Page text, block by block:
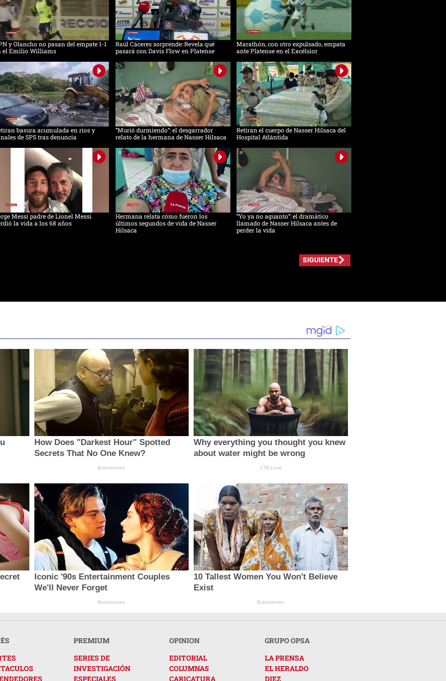
y Olancho no pasan del empate 1-1
el Emilio Williams
Raúl Cáceres sorprende: Revela qué
pasará con Davis Flow en Platense
Marathón, con otro expulsado, empata
ante Platense en el Excélsior
basura acumulada en ríos y
de SPS tras denuncia
“Murió durmiendo”: el desgarrador
relato de la hermana de Nasser Hilsaca
Retiran el cuerpo de Nasser Hilsaca del
Hospital Atlántida
Messi padre de Lionel Messi
la vida a los 68 años
Hermana relata cómo fueron los
últimos segundos de vida de Nasser
Hilsaca
“Yo ya no aguanto”: el dramático
llamado de Nasser Hilsaca antes de
perder la vida
SIGUIENTE
How Does "Darkest Hour" Spotted
Secrets That No One Knew?
Brainberries
Why everything you thought you knew
about water might be wrong
CTA Love
Iconic '90s Entertainment Couples
We'll Never Forget
Brainberries
10 Tallest Women You Won't Believe
Exist
Brainberries
PREMIUM
SERIES DE
INVESTIGACIÓN
ESPECIALES
OPINION
EDITORIAL
COLUMNAS
CARICATURA
GRUPO OPSA
LA PRENSA
EL HERALDO
DIEZ